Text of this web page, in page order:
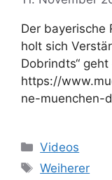
Der bayerische
holt sich
Dobrindts“
https://
ne-muenchen-
Kategorien
Videos
Schlagwörter
Weiherer